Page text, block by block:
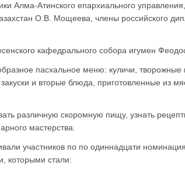
Алма-Атинского епархиального
О.В. Мощеева, члены российского
кафедрального собора игумен
пасхальное меню: куличи, творожные
и вторые блюда, приготовленные из
различную скоромную пищу, узнать
мастерства.
участников по по одиннадцати
которыми стали: